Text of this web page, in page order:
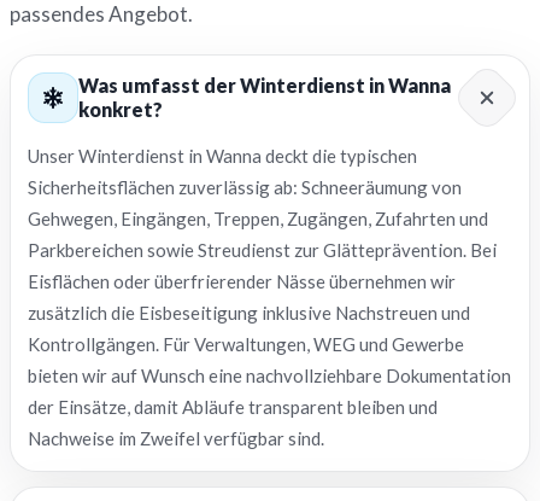
passendes Angebot.
Was umfasst der Winterdienst in Wanna
konkret?
Unser Winterdienst in Wanna deckt die typischen
Sicherheitsflächen zuverlässig ab: Schneeräumung von
Gehwegen, Eingängen, Treppen, Zugängen, Zufahrten und
Parkbereichen sowie Streudienst zur Glätteprävention. Bei
Eisflächen oder überfrierender Nässe übernehmen wir
zusätzlich die Eisbeseitigung inklusive Nachstreuen und
Kontrollgängen. Für Verwaltungen, WEG und Gewerbe
bieten wir auf Wunsch eine nachvollziehbare Dokumentation
der Einsätze, damit Abläufe transparent bleiben und
Nachweise im Zweifel verfügbar sind.